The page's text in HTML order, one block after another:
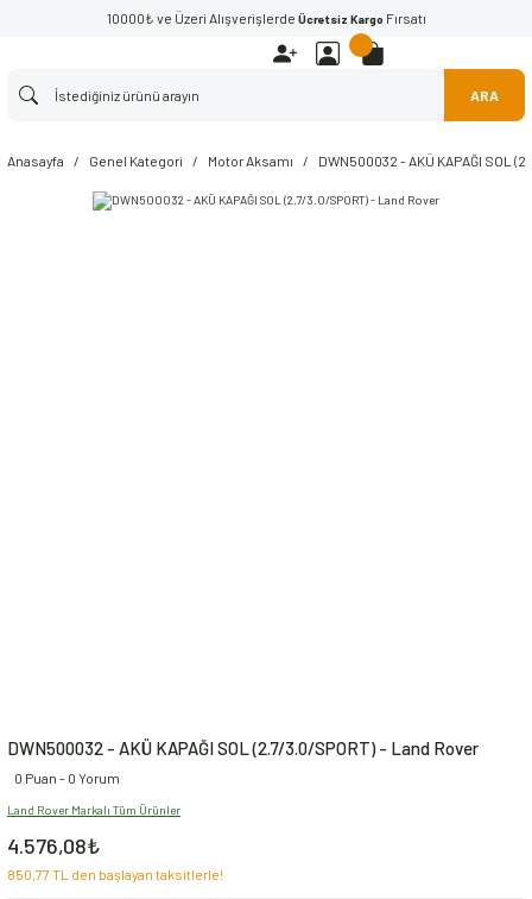
10000₺ ve Üzeri Alışverişlerde Ücretsiz Kargo Fırsatı
ARA
Anasayfa Genel Kategori Motor Aksamı DWN500032 - AKÜ KAPAĞI SOL
DWN500032 - AKÜ KAPAĞI SOL (2.7/3.0/SPORT) - Land Rover
0 Puan - 0 Yorum
Land Rover Markalı Tüm Ürünler
4.576,08₺
850,77 TL den başlayan taksitlerle!